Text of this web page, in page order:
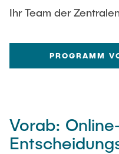
Ihr Team der
PROGRAMM
Vorab: